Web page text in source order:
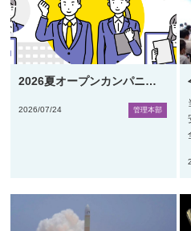
2026夏オープンカンパニ…
2026/07/24 管理本部